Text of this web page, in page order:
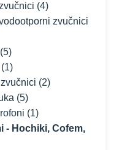
(4)
zvučnici
(5)
(1)
(2)
(5)
(1)
- Hochiki, Cofem,